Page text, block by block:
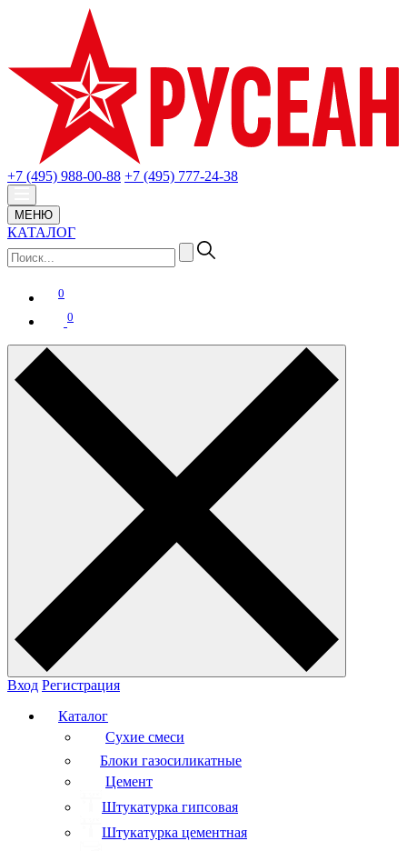
+7 (495) 988-00-88 +7 (495) 777-24-38
МЕНЮ
КАТАЛОГ
0
0
Вход Регистрация
Каталог
Сухие смеси
Блоки газосиликатные
Цемент
Штукатурка гипсовая
Штукатурка цементная